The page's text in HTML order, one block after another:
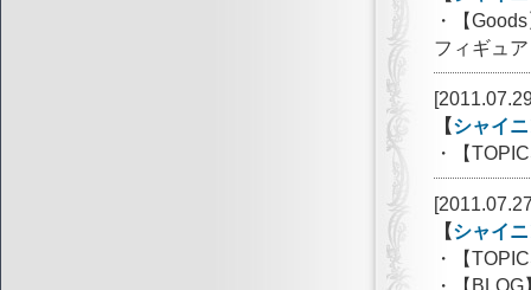
・【
フィギュ
【シャイ
・【
【シャイ
・【
・【